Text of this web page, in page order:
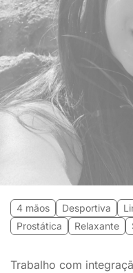
4 mãos Desportiva
Prostática
Relaxante
Trabalho com